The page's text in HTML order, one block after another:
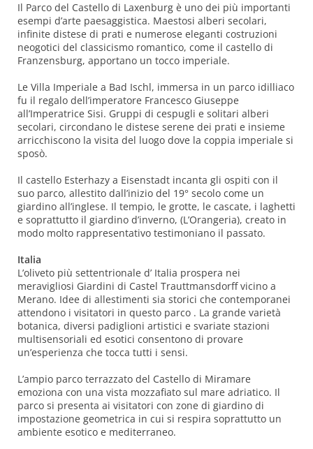
Il Parco del Castello di Laxenburg è uno dei più importanti
esempi d’arte paesaggistica. Maestosi alberi secolari,
infinite distese di prati e numerose eleganti costruzioni
neogotici del classicismo romantico, come il castello di
Franzensburg, apportano un tocco imperiale.
Le Villa Imperiale a Bad Ischl, immersa in un parco idilliaco
fu il regalo dell’imperatore Francesco Giuseppe
all’Imperatrice Sisi. Gruppi di cespugli e solitari alberi
secolari, circondano le distese serene dei prati e insieme
arricchiscono la visita del luogo dove la coppia imperiale si
sposò.
Il castello Esterhazy a Eisenstadt incanta gli ospiti con il
suo parco, allestito dall’inizio del 19° secolo come un
giardino all’inglese. Il tempio, le grotte, le cascate, i laghetti
e soprattutto il giardino d’inverno, (L’Orangeria), creato in
modo molto rappresentativo testimoniano il passato.
Italia
L’oliveto più settentrionale d’ Italia prospera nei
meravigliosi Giardini di Castel Trauttmansdorff vicino a
Merano. Idee di allestimenti sia storici che contemporanei
attendono i visitatori in questo parco . La grande varietà
botanica, diversi padiglioni artistici e svariate stazioni
multisensoriali ed esotici consentono di provare
un’esperienza che tocca tutti i sensi.
L’ampio parco terrazzato del Castello di Miramare
emoziona con una vista mozzafiato sul mare adriatico. Il
parco si presenta ai visitatori con zone di giardino di
impostazione geometrica in cui si respira soprattutto un
ambiente esotico e mediterraneo.